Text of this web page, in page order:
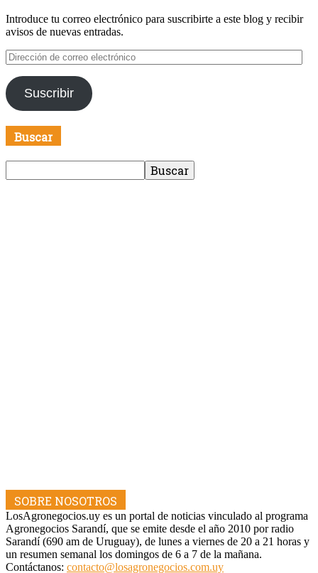
Introduce tu correo electrónico para suscribirte a este blog y recibir
avisos de nuevas entradas.
Dirección
de
correo
electrónico
Suscribir
Buscar
SOBRE NOSOTROS
LosAgronegocios.uy es un portal de noticias vinculado al programa
Agronegocios Sarandí, que se emite desde el año 2010 por radio
Sarandí (690 am de Uruguay), de lunes a viernes de 20 a 21 horas y
un resumen semanal los domingos de 6 a 7 de la mañana.
Contáctanos: contacto@losagronegocios.com.uy